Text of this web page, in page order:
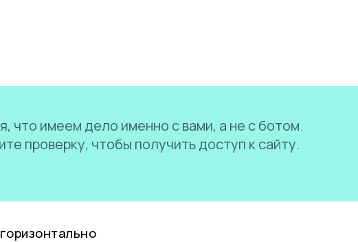
что имеем дело именно с вами, а не с ботом.
проверку, чтобы получить доступ к сайту.